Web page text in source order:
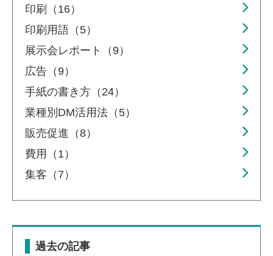
印刷（16）
印刷用語（5）
展示会レポート（9）
広告（9）
手紙の書き方（24）
業種別DM活用法（5）
販売促進（8）
費用（1）
集客（7）
過去の記事